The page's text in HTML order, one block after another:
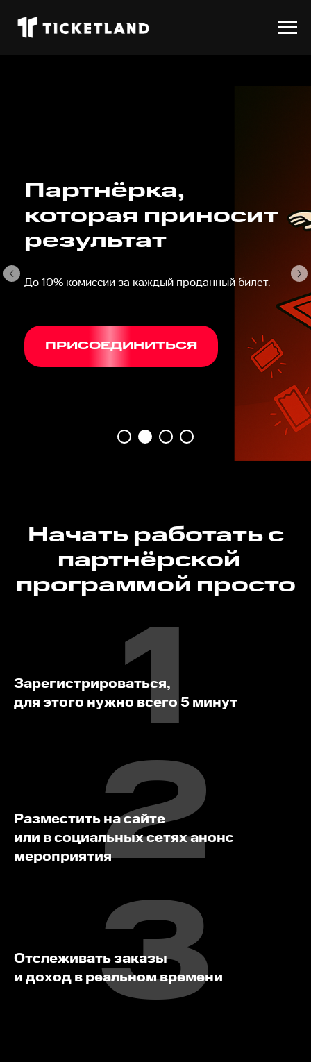
ТГ-канал
партнёрской
программы
Узнать первым про релизы, бестселлеры, промо,
новости
Присоединиться к каналу
Начать работать с
партнёрской
программой просто
Зарегистрироваться,
для этого нужно всего 5 минут
1
Разместить на сайте
или в социальных сетях анонс
мероприятия2
Отслеживать заказы
и доход в реальном времени
3